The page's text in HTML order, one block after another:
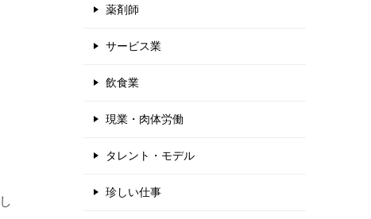
し
薬剤師
サービス業
飲食業
現業・肉体労働
タレント・モデル
珍しい仕事